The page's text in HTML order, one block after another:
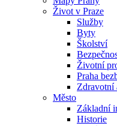
Život v Praze
Služby
Byty
Školství
Životní
Praha
Zdravotní
Město
Základní
Historie